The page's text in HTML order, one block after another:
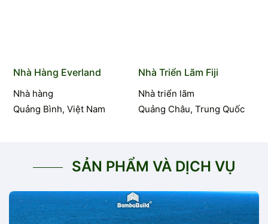
Nhà Hàng Everland
Nhà hàng
Quảng Bình, Việt Nam
Nhà Triển Lãm Fiji
Nhà triển lãm
Quảng Châu, Trung Quốc
SẢN PHẨM VÀ DỊCH VỤ